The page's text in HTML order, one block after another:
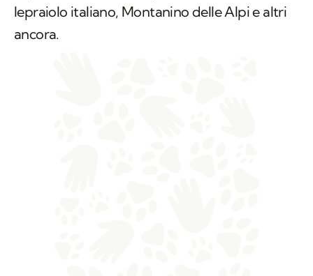
lepraiolo italiano, Montanino delle Alpi e altri
ancora.